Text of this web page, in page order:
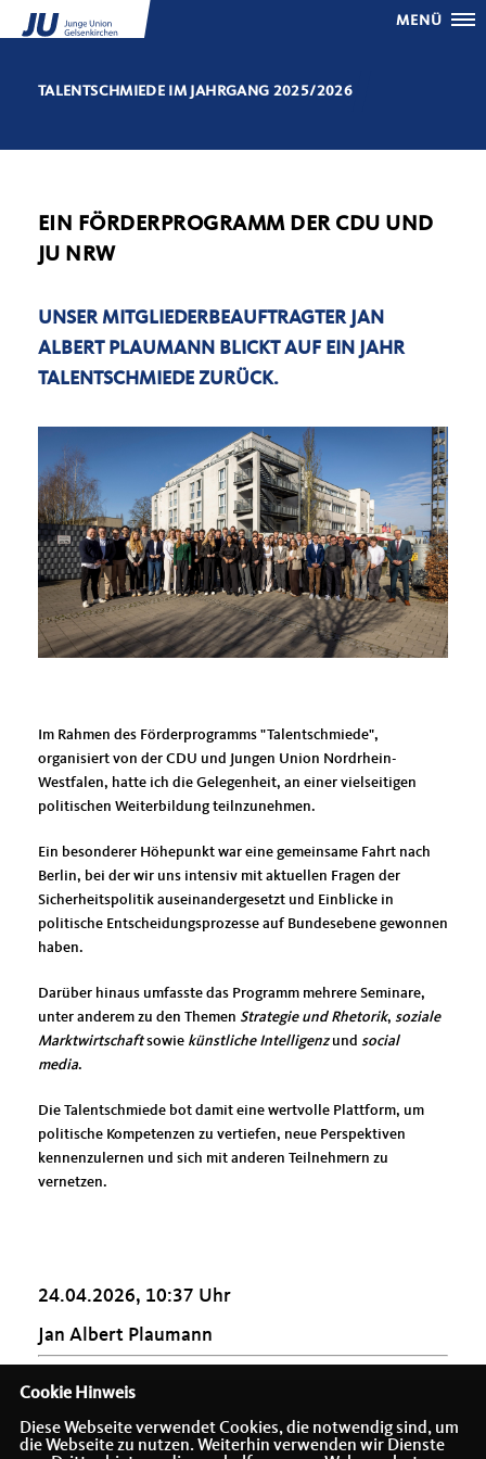
MENÜ
TALENTSCHMIEDE IM JAHRGANG 2025/2026
EIN FÖRDERPROGRAMM DER CDU UND
JU NRW
UNSER MITGLIEDERBEAUFTRAGTER JAN
ALBERT PLAUMANN BLICKT AUF EIN JAHR
TALENTSCHMIEDE ZURÜCK.
Im Rahmen des Förderprogramms "Talentschmiede",
organisiert von der CDU und Jungen Union Nordrhein-
Westfalen, hatte ich die Gelegenheit, an einer vielseitigen
politischen Weiterbildung teilnzunehmen.
Ein besonderer Höhepunkt war eine gemeinsame Fahrt nach
Berlin, bei der wir uns intensiv mit aktuellen Fragen der
Sicherheitspolitik auseinandergesetzt und Einblicke in
politische Entscheidungsprozesse auf Bundesebene gewonnen
haben.
Darüber hinaus umfasste das Programm mehrere Seminare,
unter anderem zu den Themen Strategie und Rhetorik, soziale
Marktwirtschaftsowie künstliche Intelligenzund social
media.
Die Talentschmiede bot damit eine wertvolle Plattform, um
politische Kompetenzen zu vertiefen, neue Perspektiven
kennenzulernen und sich mit anderen Teilnehmern zu
vernetzen.
24.04.2026, 10:37 Uhr
Jan Albert Plaumann
Cookie Hinweis
Diese Webseite verwendet Cookies, die notwendig sind, um
die Webseite zu nutzen. Weiterhin verwenden wir Dienste